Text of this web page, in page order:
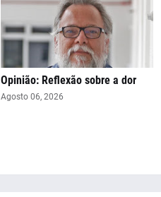
Opinião: Reflexão sobre a dor
Agosto 06, 2026